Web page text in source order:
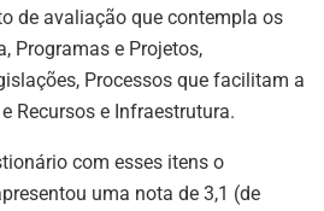
de avaliação que contempla os
Programas e Projetos,
Processos que facilitam a
Recursos e Infraestrutura.
com esses itens o
uma nota de 3,1 (de